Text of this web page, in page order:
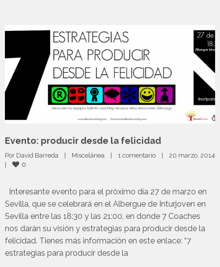
Evento: producir desde la felicidad
Por David Barreda Miscelánea 1 comentario
0
Interesante evento para el próximo día 27 de marzo en
Sevilla, que se celebrará en el Albergue de Inturjoven en
Sevilla entre las 18:30 y las 21:00, en donde 7 Coaches
nos darán su visión y estrategias para producir desde la
felicidad. Tienes más información en este enlace: “7
estrategias para producir desde la